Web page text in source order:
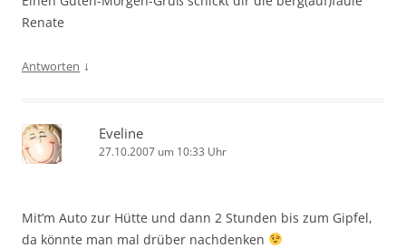
Renate
Antworten ↓
Eveline
27.10.2007 um 10:33 Uhr
Mit’m Auto zur Hütte und dann 2 Stunden bis zum Gipfel,
da könnte man mal drüber nachdenken